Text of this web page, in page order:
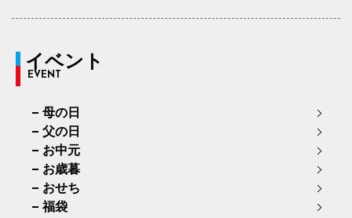
イベント
EVENT
母の日
父の日
お中元
お歳暮
おせち
福袋